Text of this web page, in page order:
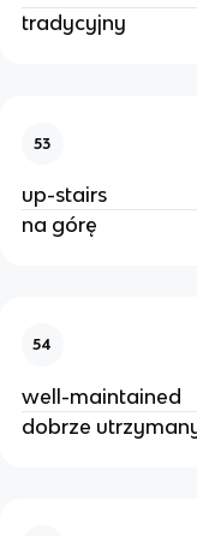
tradycyjny
53
up-stairs
na górę
54
well-maintained
dobrze